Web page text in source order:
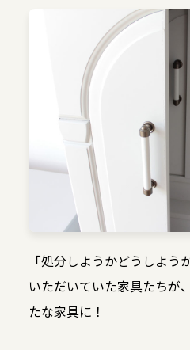
「処分しようかどうしよ
いただいていた家具たちが
たな家具に！